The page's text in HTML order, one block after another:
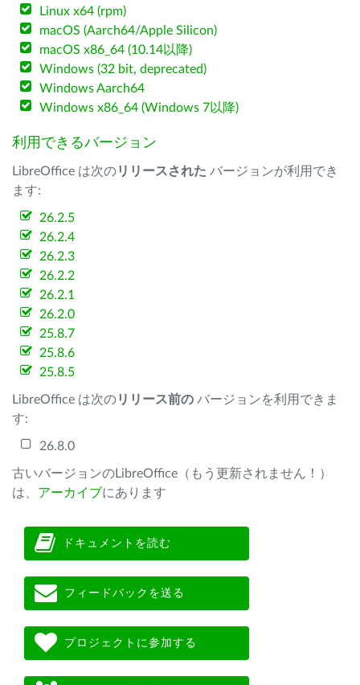
Linux x64 (rpm)
macOS (Aarch64/Apple Silicon)
macOS x86_64 (10.14以降)
Windows (32 bit, deprecated)
Windows Aarch64
Windows x86_64 (Windows 7以降)
利用できるバージョン
LibreOffice は次のリリースされた バージョンが利用でき
ます:
26.2.5
26.2.4
26.2.3
26.2.2
26.2.1
26.2.0
25.8.7
25.8.6
25.8.5
LibreOffice は次のリリース前の バージョンを利用できま
す:
26.8.0
古いバージョンのLibreOffice（もう更新されません！）
は、 アーカイブにあります
ドキュメントを読む
フィードバックを送る
プロジェクトに参加する